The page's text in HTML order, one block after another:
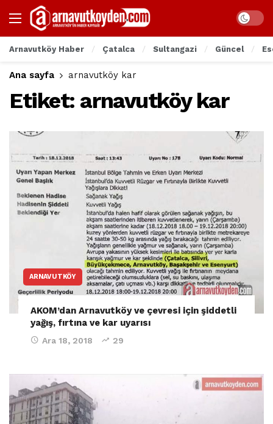
Arnavutköy Haber Çatalca Sultangazi Güncel
Ana sayfa arnavutköy kar
Etiket: arnavutköy kar
ARNAVUTKÖY
AKOM’dan Arnavutköy ve çevresi için şiddetli
yağış, fırtına ve kar uyarısı
Ara 18, 2018 29